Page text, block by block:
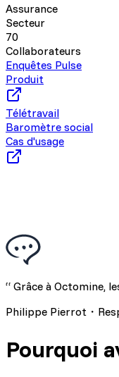
Assurance
Secteur
70
Collaborateurs
Enquêtes Pulse
Produit
Télétravail
Baromètre social
Cas d'usage
“ Grâce à Octomine,
Philippe Pierrot・
Pourquoi